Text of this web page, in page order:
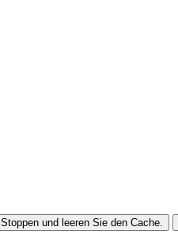
Stoppen und leeren Sie den Cache.